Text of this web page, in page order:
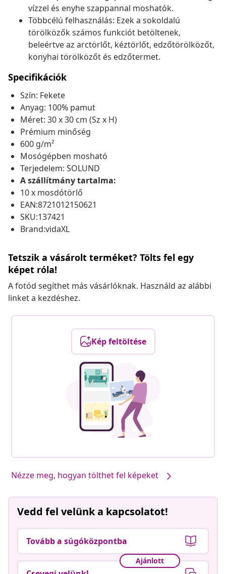
vízzel és enyhe szappannal moshatók.
Többcélú felhasználás: Ezek a sokoldalú
törölközők számos funkciót betöltenek,
beleértve az arctörlőt, kéztörlőt, edzőtörölközőt,
konyhai törölközőt és edzőtermet.
Specifikációk
Szín: Fekete
Anyag: 100% pamut
Méret: 30 x 30 cm (Sz x H)
Prémium minőség
600 g/m²
Mosógépben mosható
Terjedelem: SOLUND
A szállítmány tartalma:
10 x mosdótörlő
EAN:8721012150621
SKU:137421
Brand:vidaXL
Tetszik a vásárolt terméket? Tölts fel egy
képet róla!
A fotód segíthet más vásárlóknak. Használd az alábbi
linket a kezdéshez.
Kép feltöltése
Nézze meg, hogyan tölthet fel képeket
Vedd fel velünk a kapcsolatot!
Tovább a súgóközpontba
Ajánlott